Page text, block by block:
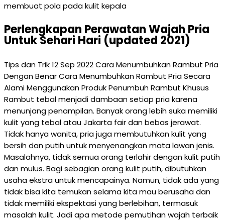
membuat pola pada kulit kepala
Perlengkapan Perawatan Wajah Pria
Untuk Sehari Hari (updated 2021)
Tips dan Trik 12 Sep 2022 Cara Menumbuhkan Rambut Pria
Dengan Benar Cara Menumbuhkan Rambut Pria Secara
Alami Menggunakan Produk Penumbuh Rambut Khusus
Rambut tebal menjadi dambaan setiap pria karena
menunjang penampilan. Banyak orang lebih suka memiliki
kulit yang tebal atau Jakarta fair dan bebas jerawat.
Tidak hanya wanita, pria juga membutuhkan kulit yang
bersih dan putih untuk menyenangkan mata lawan jenis.
Masalahnya, tidak semua orang terlahir dengan kulit putih
dan mulus. Bagi sebagian orang kulit putih, dibutuhkan
usaha ekstra untuk mencapainya. Namun, tidak ada yang
tidak bisa kita temukan selama kita mau berusaha dan
tidak memiliki ekspektasi yang berlebihan, termasuk
masalah kulit. Jadi apa metode pemutihan wajah terbaik